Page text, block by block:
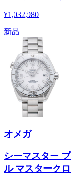
¥1,032,980
新品
オメガ
シーマスター
ル マスターク